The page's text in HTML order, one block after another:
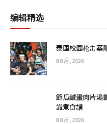
编辑精选
泰国校园枪击案
8 8 月, 2026
節瓜鹹蛋肉片湯
識煮食譜
8 8 月, 2026